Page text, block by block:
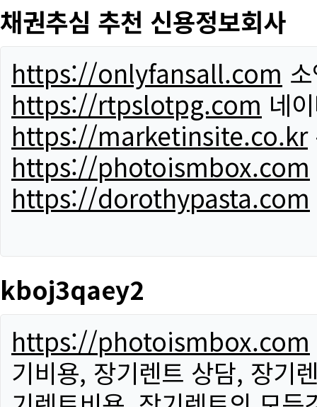
채권추심 추천 신용정보회사
https://onlyfansall.com
https://rtpslotpg.com 네
https://marketinsite.co.kr
https://photoismbox.com
https://dorothypasta.com
kboj3qaey2
https://photoismbox.com
기비용, 장기렌트 상담, 장기